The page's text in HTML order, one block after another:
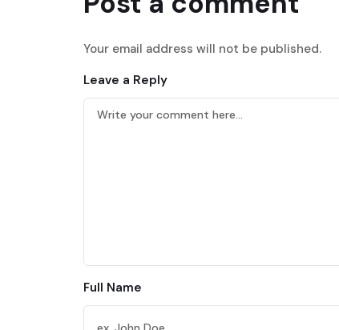
Your email address will not be published.
Leave a Reply
Full Name